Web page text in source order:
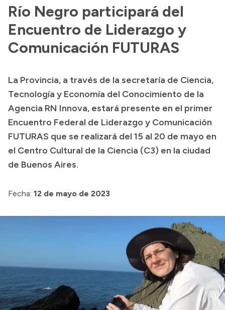
Discursos en la Legislatura
Casa de Gobierno
Acerca de Río Negro
Geografía
Invertí en Río Negro
Transparencia
Consulta de pago a proveedores
Intranet
Login
Río Negro participará del
Encuentro de Liderazgo y
Comunicación FUTURAS
La Provincia, a través de la secretaría de Ciencia,
Tecnología y Economía del Conocimiento de la
Agencia RN Innova, estará presente en el primer
Encuentro Federal de Liderazgo y Comunicación
FUTURAS que se realizará del 15 al 20 de mayo en
el Centro Cultural de la Ciencia (C3) en la ciudad
de Buenos Aires.
Fecha: 12 de mayo de 2023